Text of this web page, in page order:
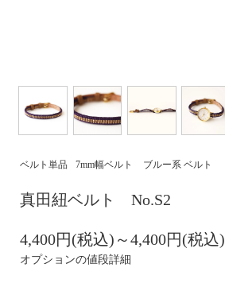
ベルト単品 7mm幅ベルト ブルー系 ベルト
真田紐ベルト No.S2
4,400円(税込)～4,400円(税込)
オプションの値段詳細